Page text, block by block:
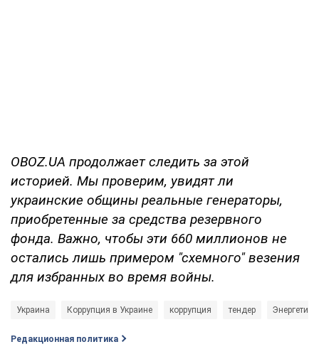
OBOZ.UA продолжает следить за этой
историей. Мы проверим, увидят ли
украинские общины реальные генераторы,
приобретенные за средства резервного
фонда. Важно, чтобы эти 660 миллионов не
остались лишь примером "схемного" везения
для избранных во время войны.
Украина Коррупция в Украине коррупция тендер Энергетика
Редакционная политика